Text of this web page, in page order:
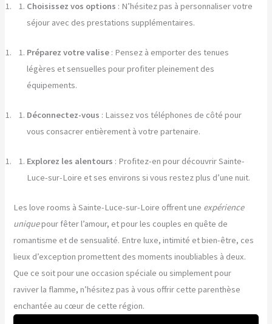
Choisissez vos options : N’hésitez pas à personnaliser votre
séjour avec des prestations supplémentaires.
Préparez votre valise : Pensez à emporter des tenues
légères et sensuelles pour profiter pleinement des
équipements.
Déconnectez-vous : Laissez vos téléphones de côté pour
vous consacrer entièrement à votre partenaire.
Explorez les alentours : Profitez-en pour découvrir Sainte-
Luce-sur-Loire et ses environs si vous restez plus d’une nuit.
Les love rooms à Sainte-Luce-sur-Loire offrent une expérience
uniquepour fêter l’amour, et pour les couples en quête de
romantisme et de sensualité. Entre luxe, intimité et bien-être, ces
lieux d’exception promettent des moments inoubliables à deux.
Que ce soit pour une occasion spéciale ou simplement pour
raviver la flamme, n’hésitez pas à vous offrir cette parenthèse
enchantée au cœur de cette région.